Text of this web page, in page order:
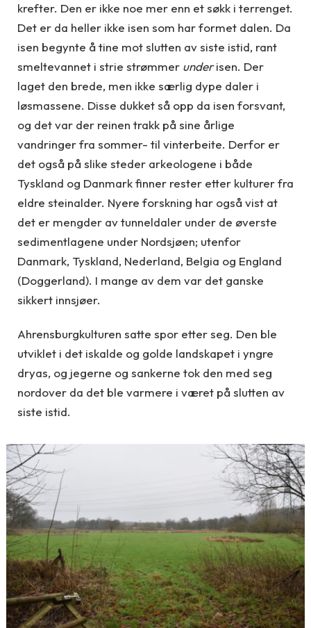
krefter. Den er ikke noe mer enn et søkk i terrenget.
Det er da heller ikke isen som har formet dalen. Da
isen begynte å tine mot slutten av siste istid, rant
smeltevannet i strie strømmer underisen. Der
laget den brede, men ikke særlig dype daler i
løsmassene. Disse dukket så opp da isen forsvant,
og det var der reinen trakk på sine årlige
vandringer fra sommer- til vinterbeite. Derfor er
det også på slike steder arkeologene i både
Tyskland og Danmark finner rester etter kulturer fra
eldre steinalder. Nyere forskning har også vist at
det er mengder av tunneldaler under de øverste
sedimentlagene under Nordsjøen; utenfor
Danmark, Tyskland, Nederland, Belgia og England
(Doggerland). I mange av dem var det ganske
sikkert innsjøer.
Ahrensburgkulturen satte spor etter seg. Den ble
utviklet i det iskalde og golde landskapet i yngre
dryas, og jegerne og sankerne tok den med seg
nordover da det ble varmere i været på slutten av
siste istid.